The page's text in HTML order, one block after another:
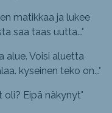
matikkaa ja lukee
saa taas uutta..."
alue. Voisi aluetta
kyseinen teko on..."
oli? Eipä näkynyt"